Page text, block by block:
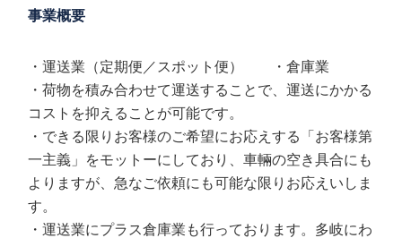
事業概要
・運送業（定期便／スポット便） ・倉庫業
・荷物を積み合わせて運送することで、運送にかかる
コストを抑えることが可能です。
・できる限りお客様のご希望にお応えする「お客様第
一主義」をモットーにしており、車輛の空き具合にも
よりますが、急なご依頼にも可能な限りお応えいしま
す。
・運送業にプラス倉庫業も行っております。多岐にわ